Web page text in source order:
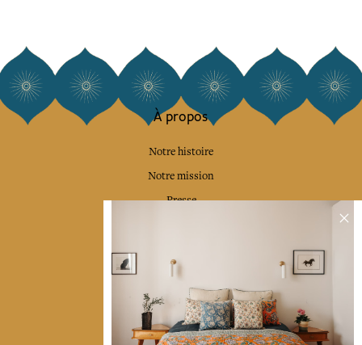
À propos
Notre histoire
Notre mission
Presse
Collections
Déco & Linge de maison
Linge de table